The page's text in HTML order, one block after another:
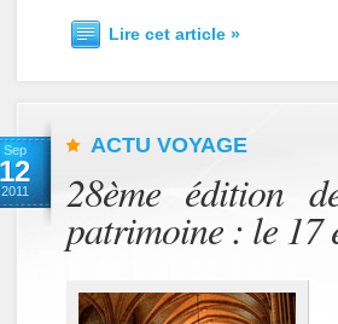
Lire cet article »
Sep
12
2011
ACTU VOYAGE
28ème édition
patrimoine : le 17